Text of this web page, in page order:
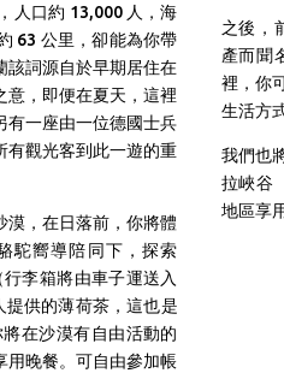
人口約 13,000 人，海
63 公里，卻能為你帶
該詞源自於早期居住在
意，即便在夏天，這裡
有一座由一位德國士兵
有觀光客到此一遊的重
漠，在日落前，你將體
駝嚮導陪同下，探索
李箱將由車子運送入
供的薄荷茶，這也是
在沙漠有自由活動的
用晚餐。可自由參加帳
之後，
產而聞
裡，你
生活方
我們也
拉峽谷
地區享